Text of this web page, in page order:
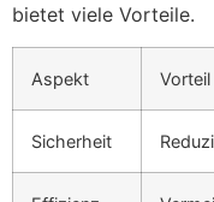
bietet viele Vorteile.
Aspekt Vorteil
Sicherheit